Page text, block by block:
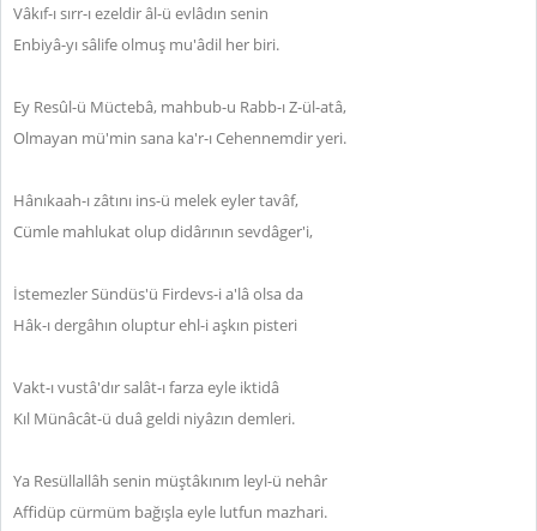
Vâkıf-ı sırr-ı ezeldir âl-ü evlâdın senin
Enbiyâ-yı sâlife olmuş mu'âdil her biri.
Ey Resûl-ü Müctebâ, mahbub-u Rabb-ı Z-ül-atâ,
Olmayan mü'min sana ka'r-ı Cehennemdir yeri.
Hânıkaah-ı zâtını ins-ü melek eyler tavâf,
Cümle mahlukat olup didârının sevdâger'i,
İstemezler Sündüs'ü Firdevs-i a'lâ olsa da
Hâk-ı dergâhın oluptur ehl-i aşkın pisteri
Vakt-ı vustâ'dır salât-ı farza eyle iktidâ
Kıl Münâcât-ü duâ geldi niyâzın demleri.
Ya Resüllallâh senin müştâkınım leyl-ü nehâr
Affidüp cürmüm bağışla eyle lutfun mazhari.